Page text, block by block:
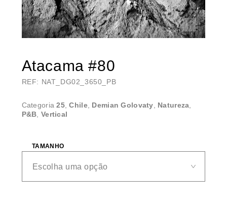
Atacama #80
REF: NAT_DG02_3650_PB
Categoria25,Chile, Demian Golovaty, Natureza,
P&B, Vertical
TAMANHO